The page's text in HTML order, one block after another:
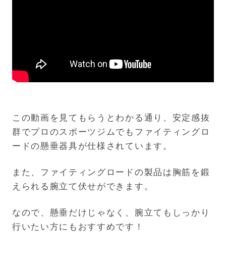
この動画を見てもらうとわかる通り、安定感抜
群でプロのスポーツジムでもファイティングロ
ードの懸垂器具が仕様されています。
また、ファイティングロードの製品は胸筋を鍛
えられる腕立て伏せができます。
なので、懸垂だけじゃなく、腕立てもしっかり
行いたい方にもおすすめです！